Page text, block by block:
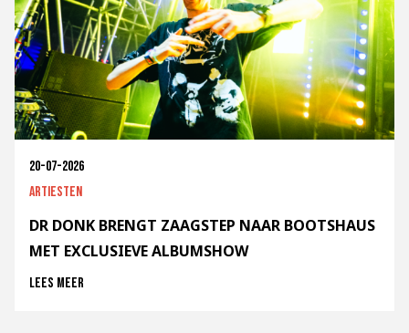
20-07-2026
Artiesten
DR DONK BRENGT ZAAGSTEP NAAR BOOTSHAUS
MET EXCLUSIEVE ALBUMSHOW
Lees meer